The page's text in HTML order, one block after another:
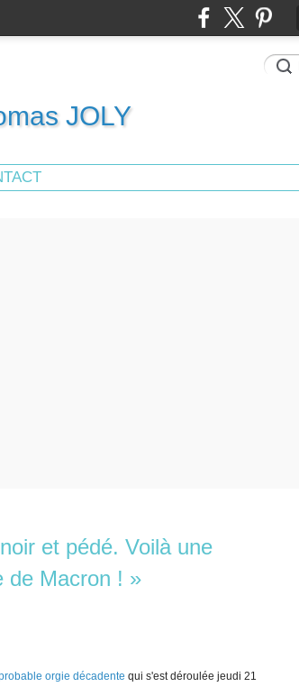
JOLY
et pédé. Voilà une
de Macron ! »
orgie décadente qui s'est déroulée jeudi 21